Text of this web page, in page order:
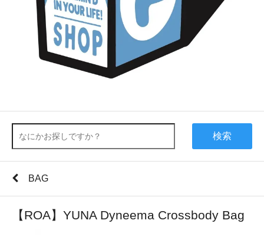
検索
BAG
【ROA】YUNA Dyneema Crossbody Bag